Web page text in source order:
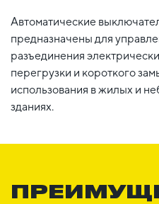
Автоматические
предназначены для
разъединения
перегрузки и короткого
использования в жилых и
зданиях.